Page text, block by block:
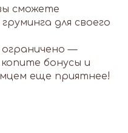
сможете
для своего
ограничено —
бонусы и
еще приятнее!